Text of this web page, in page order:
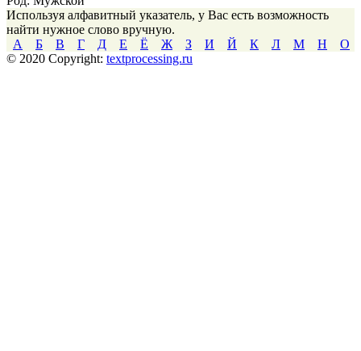
Используя алфавитный указатель, у Вас есть возможность
найти нужное слово вручную.
А
Б В Г Д Е Ё Ж З И Й К Л М Н
О
© 2020 Copyright: textprocessing.ru